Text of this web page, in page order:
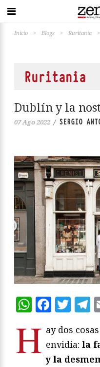
Inicio > Blogs > Ruritania >
Ruritania
Dublín y la
07 Ago 2022 / SERGIO
H ay dos
envidia: la
y la